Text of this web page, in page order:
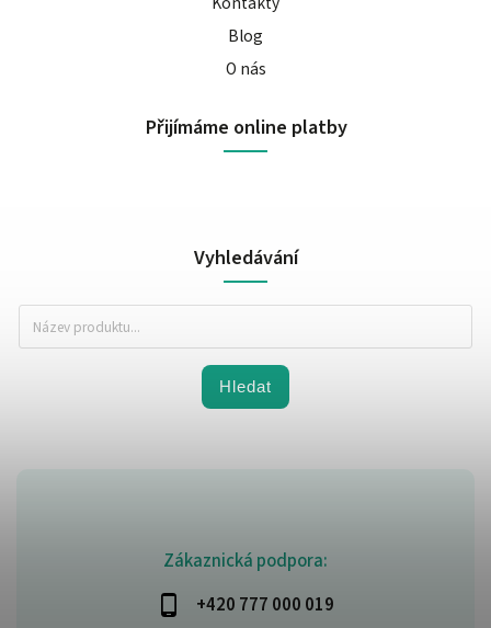
Zákaznická podpora:
+420 777 000 019
Blog
O nás
Přijímáme online platby
Vyhledávání
Hledat